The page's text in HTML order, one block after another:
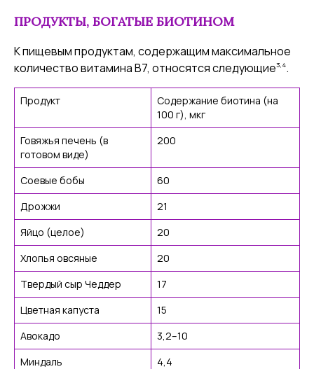
ПРОДУКТЫ, БОГАТЫЕ БИОТИНОМ
К пищевым продуктам, содержащим максимальное
количество витамина В7, относятся следующие3,4.
Продукт
Содержание биотина (на
100 г), мкг
Говяжья печень (в
готовом виде)
200
Соевые бобы
60
Дрожжи
21
Яйцо (целое)
20
Хлопья овсяные
20
Твердый сыр Чеддер
17
Цветная капуста
15
Авокадо
3,2–10
Миндаль
4,4